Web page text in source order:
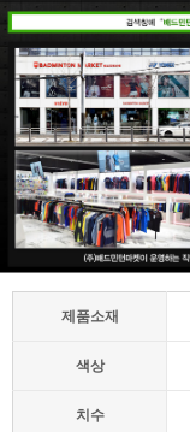
제품소재
색상
치수